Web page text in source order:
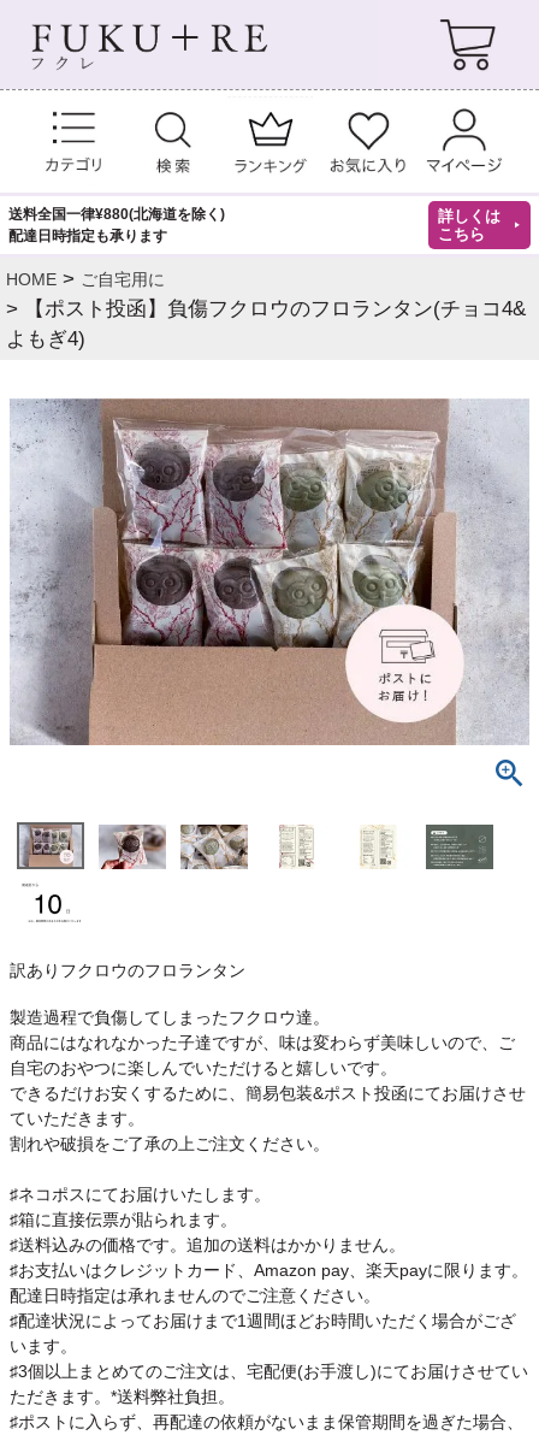
送料全国一律¥880(北海道を除く)
配達日時指定も承ります
詳しくは
こちら
HOME ご自宅用に
【ポスト投函】負傷フクロウのフロランタン(チョコ4&
よもぎ4)
訳ありフクロウのフロランタン
製造過程で負傷してしまったフクロウ達。
商品にはなれなかった子達ですが、味は変わらず美味しいので、ご
自宅のおやつに楽しんでいただけると嬉しいです。
できるだけお安くするために、簡易包装&ポスト投函にてお届けさせ
ていただきます。
割れや破損をご了承の上ご注文ください。
♯ネコポスにてお届けいたします。
♯箱に直接伝票が貼られます。
♯送料込みの価格です。追加の送料はかかりません。
♯お支払いはクレジットカード、Amazon pay、楽天payに限ります。
配達日時指定は承れませんのでご注意ください。
♯配達状況によってお届けまで1週間ほどお時間いただく場合がござ
います。
♯3個以上まとめてのご注文は、宅配便(お手渡し)にてお届けさせてい
ただきます。*送料弊社負担。
♯ポストに入らず、再配達の依頼がないまま保管期間を過ぎた場合、